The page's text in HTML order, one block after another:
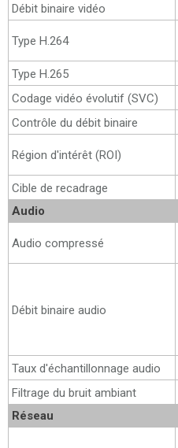
Débit binaire vidéo
Type H.264
Type H.265
Codage vidéo évolutif (SVC)
Contrôle du débit binaire
Région d'intérêt (ROI)
Cible de recadrage
Audio
Audio compressé
Débit binaire audio
Taux d'échantillonnage audio
Filtrage du bruit ambiant
Réseau